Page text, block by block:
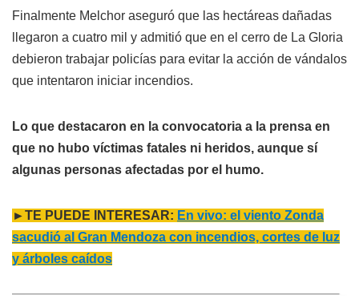
Finalmente Melchor aseguró que las hectáreas dañadas
llegaron a cuatro mil y admitió que en el cerro de La Gloria
debieron trabajar policías para evitar la acción de vándalos
que intentaron iniciar incendios.
Lo que destacaron en la convocatoria a la prensa en
que no hubo víctimas fatales ni heridos, aunque sí
algunas personas afectadas por el humo.
►TE PUEDE INTERESAR: En vivo: el viento Zonda
sacudió al Gran Mendoza con incendios, cortes de luz
y árboles caídos